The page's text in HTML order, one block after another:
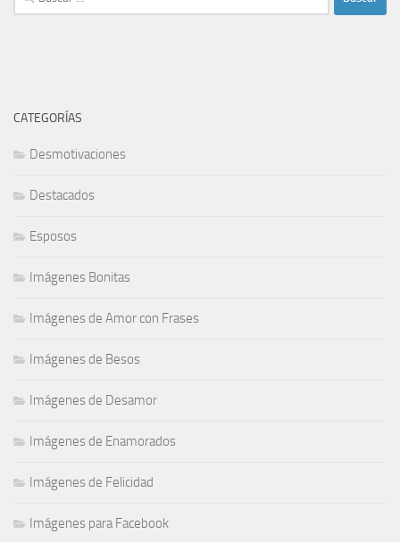
CATEGORÍAS
Desmotivaciones
Destacados
Esposos
Imágenes Bonitas
Imágenes de Amor con Frases
Imágenes de Besos
Imágenes de Desamor
Imágenes de Enamorados
Imágenes de Felicidad
Imágenes para Facebook